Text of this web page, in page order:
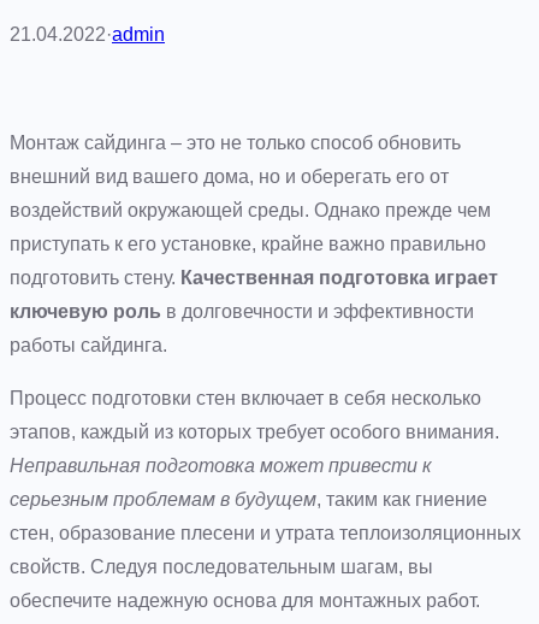
21.04.2022·admin
Монтаж сайдинга – это не только способ обновить
внешний вид вашего дома, но и оберегать его от
воздействий окружающей среды. Однако прежде чем
приступать к его установке, крайне важно правильно
подготовить стену. Качественная подготовка играет
ключевую роль в долговечности и эффективности
работы сайдинга.
Процесс подготовки стен включает в себя несколько
этапов, каждый из которых требует особого внимания.
Неправильная подготовка может привести к
серьезным проблемам в будущем, таким как гниение
стен, образование плесени и утрата теплоизоляционных
свойств. Следуя последовательным шагам, вы
обеспечите надежную основа для монтажных работ.